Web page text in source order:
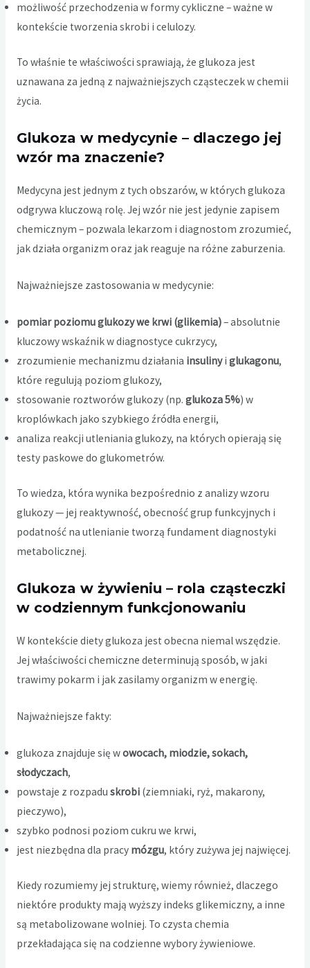
możliwość przechodzenia w formy cykliczne – ważne w
kontekście tworzenia skrobi i celulozy.
To właśnie te właściwości sprawiają, że glukoza jest
uznawana za jedną z najważniejszych cząsteczek w chemii
życia.
Glukoza w medycynie – dlaczego jej
wzór ma znaczenie?
Medycyna jest jednym z tych obszarów, w których glukoza
odgrywa kluczową rolę. Jej wzór nie jest jedynie zapisem
chemicznym – pozwala lekarzom i diagnostom zrozumieć,
jak działa organizm oraz jak reaguje na różne zaburzenia.
Najważniejsze zastosowania w medycynie:
pomiar poziomu glukozy we krwi (glikemia)– absolutnie
kluczowy wskaźnik w diagnostyce cukrzycy,
zrozumienie mechanizmu działania insulinyi glukagonu,
które regulują poziom glukozy,
stosowanie roztworów glukozy (np. glukoza 5%) w
kroplówkach jako szybkiego źródła energii,
analiza reakcji utleniania glukozy, na których opierają się
testy paskowe do glukometrów.
To wiedza, która wynika bezpośrednio z analizy wzoru
glukozy — jej reaktywność, obecność grup funkcyjnych i
podatność na utlenianie tworzą fundament diagnostyki
metabolicznej.
Glukoza w żywieniu – rola cząsteczki
w codziennym funkcjonowaniu
W kontekście diety glukoza jest obecna niemal wszędzie.
Jej właściwości chemiczne determinują sposób, w jaki
trawimy pokarm i jak zasilamy organizm w energię.
Najważniejsze fakty:
glukoza znajduje się wowocach, miodzie, sokach,
słodyczach,
powstaje z rozpadu skrobi(ziemniaki, ryż, makarony,
pieczywo),
szybko podnosi poziom cukru we krwi,
jest niezbędna dla pracy mózgu, który zużywa jej najwięcej.
Kiedy rozumiemy jej strukturę, wiemy również, dlaczego
niektóre produkty mają wyższy indeks glikemiczny, a inne
są metabolizowane wolniej. To czysta chemia
przekładająca się na codzienne wybory żywieniowe.